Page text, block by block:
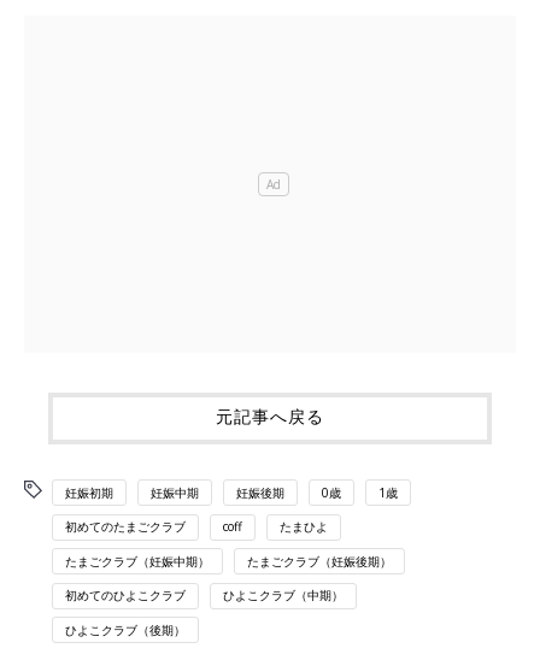
元記事へ戻る
妊娠初期 妊娠中期 妊娠後期 0歳 1歳
初めてのたまごクラブ coff たまひよ
たまごクラブ（妊娠中期） たまごクラブ（妊娠後期）
初めてのひよこクラブ ひよこクラブ（中期）
ひよこクラブ（後期）